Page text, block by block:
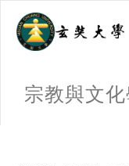
宗教與文